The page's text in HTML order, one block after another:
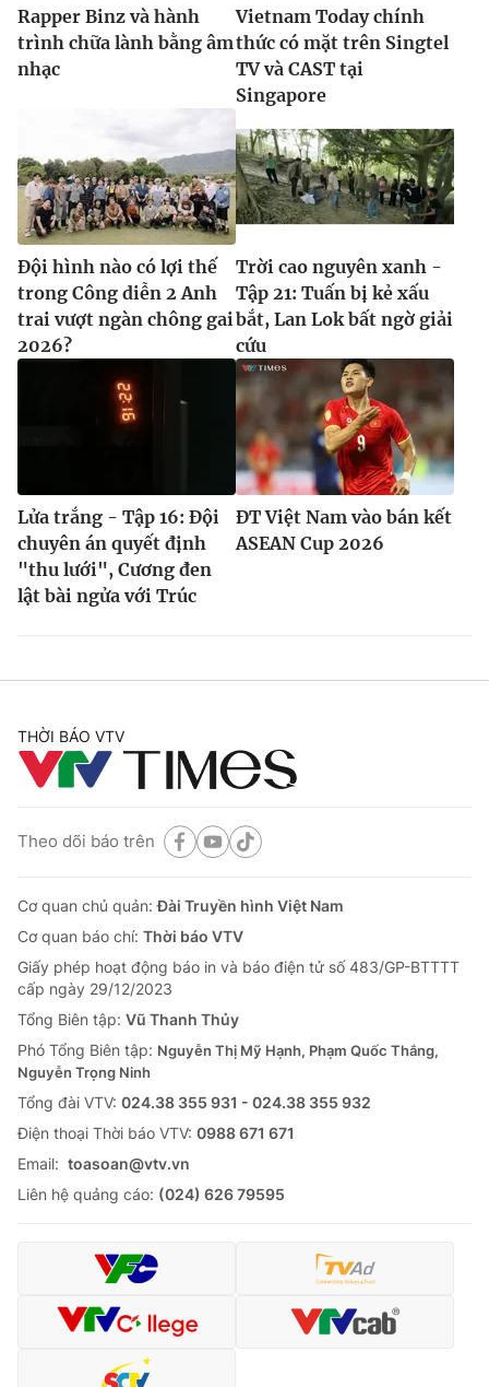
Rapper Binz và hành
trình chữa lành bằng âm
nhạc
Vietnam Today chính
thức có mặt trên Singtel
TV và CAST tại
Singapore
Đội hình nào có lợi thế
trong Công diễn 2 Anh
trai vượt ngàn chông gai
2026?
Trời cao nguyên xanh -
Tập 21: Tuấn bị kẻ xấu
bắt, Lan Lok bất ngờ giải
cứu
Lửa trắng - Tập 16: Đội
chuyên án quyết định
"thu lưới", Cương đen
lật bài ngửa với Trúc
ĐT Việt Nam vào bán kết
ASEAN Cup 2026
THỜI BÁO VTV
Theo dõi báo trên
Cơ quan chủ quản:Đài Truyền hình Việt Nam
Cơ quan báo chí: Thời báo VTV
Giấy phép hoạt động báo in và báo điện tử số 483/GP-BTTTT
cấp ngày 29/12/2023
Tổng Biên tập: Vũ Thanh Thủy
Phó Tổng Biên tập: Nguyễn Thị Mỹ Hạnh, Phạm Quốc Thắng,
Nguyễn Trọng Ninh
Tổng đài VTV: 024.38 355 931 - 024.38 355 932
Ðiện thoại Thời báo VTV: 0988 671 671
Email: toasoan@vtv.vn
Liên hệ quảng cáo: (024) 626 79595